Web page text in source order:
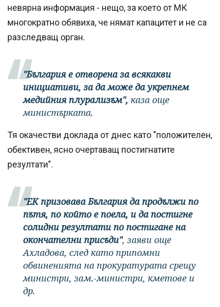
невярна информация - нещо, за което от МК
многократно обявиха, че нямат капацитет и не са
разследващ орган.
"България е отворена за всякакви
инициативи, за да може да укрепнем
медийния плурализъм", каза още
министърката.
Тя окачестви доклада от днес като "положителен,
обективен, ясно очертаващ постигнатите
резултати".
"ЕК призовава България да продължи по
пътя, по който е поела, и да постигне
солидни резултати по постигане на
окончателни присъди", заяви още
Ахладова, след като припомни
обвиненията на прокуратурата срещу
министри, зам.-министри, кметове и
др.